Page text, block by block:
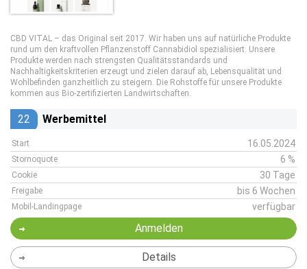
CBD VITAL – das Original seit 2017. Wir haben uns auf natürliche Produkte
rund um den kraftvollen Pflanzenstoff Cannabidiol spezialisiert. Unsere
Produkte werden nach strengsten Qualitätsstandards und
Nachhaltigkeitskriterien erzeugt und zielen darauf ab, Lebensqualität und
Wohlbefinden ganzheitlich zu steigern. Die Rohstoffe für unsere Produkte
kommen aus Bio-zertifizierten Landwirtschaften.
22 Werbemittel
Start 16.05.2024
Stornoquote 6 %
Cookie 30 Tage
Freigabe bis 6 Wochen
Mobil-Landingpage verfügbar
Anmelden
Details